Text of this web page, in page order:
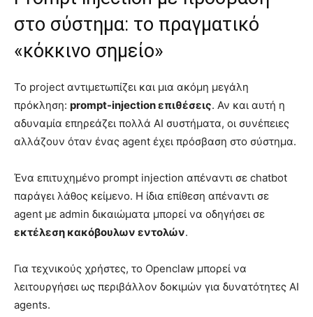
στο σύστημα: το πραγματικό
«κόκκινο σημείο»
Το project αντιμετωπίζει και μια ακόμη μεγάλη
πρόκληση: prompt-injection επιθέσεις. Αν και αυτή η
αδυναμία επηρεάζει πολλά AI συστήματα, οι συνέπειες
αλλάζουν όταν ένας agent έχει πρόσβαση στο σύστημα.
Ένα επιτυχημένο prompt injection απέναντι σε chatbot
παράγει λάθος κείμενο. Η ίδια επίθεση απέναντι σε
agent με admin δικαιώματα μπορεί να οδηγήσει σε
εκτέλεση κακόβουλων εντολών.
Για τεχνικούς χρήστες, το Openclaw μπορεί να
λειτουργήσει ως περιβάλλον δοκιμών για δυνατότητες AI
agents.